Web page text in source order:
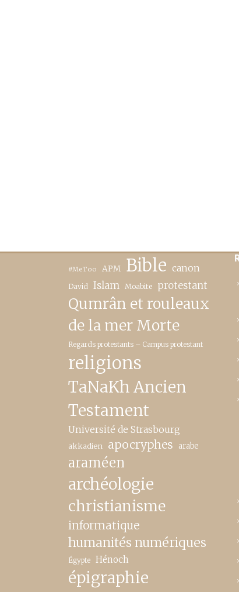
#MeToo APM Bible canon
David Islam Moabite protestant
Qumrân et rouleaux
de la mer Morte
Regards protestants – Campus protestant
religions
TaNaKh Ancien
Testament
Université de Strasbourg
akkadien apocryphes arabe
araméen
archéologie
christianisme
informatique
humanités numériques
Égypte Hénoch
épigraphie